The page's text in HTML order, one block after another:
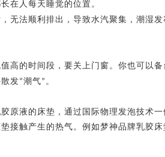
在人每天睡觉的位置。
无法顺利排出，导致水汽聚集，潮湿发
高的时间段，要关上门窗。你也可以备
发“潮气” 。
原液的床垫，通过国际物理发泡技术
接触产生的热气。例如梦神品牌乳胶床